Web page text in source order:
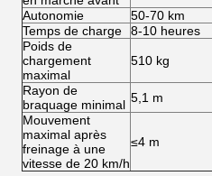
Autonomie
50-70 km
Temps de charge
8-10 heures
Poids de
chargement
maximal
510 kg
Rayon de
braquage minimal 5,1 m
Mouvement
maximal après
freinage à une
vitesse de 20 km/h
≤4 m